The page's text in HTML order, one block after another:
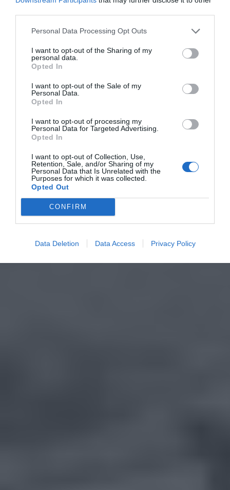
Personal Data Processing Opt Outs
I want to opt-out of the Sharing of my
personal data.
Opted In
I want to opt-out of the Sale of my
Personal Data.
Opted In
I want to opt-out of processing my
Personal Data for Targeted Advertising.
Opted In
I want to opt-out of Collection, Use,
Retention, Sale, and/or Sharing of my
Personal Data that Is Unrelated with the
Purposes for which it was collected.
Opted Out
CONFIRM
Data Deletion Data Access Privacy Policy